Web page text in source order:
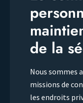
de la
Nous sommes
missions de
les endroits